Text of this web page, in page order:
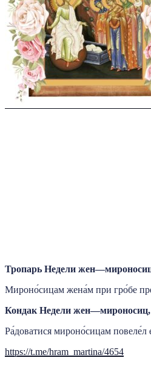
Тропарь Недели жен—
Мироно́сицам жена́м при гро́бе
Кондак Недели жен—мироносиц,
Ра́доватися мироно́сицам
https://t.me/hram_martina/4654